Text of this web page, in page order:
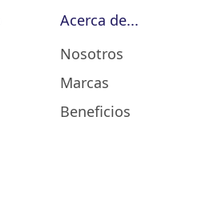
Acerca de...
Nosotros
Marcas
Beneficios